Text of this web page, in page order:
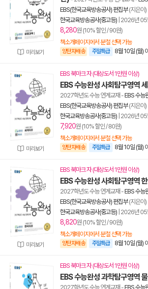
미리보기
EBS(한국교육방송공사) 편집부(지은이)
한국교육방송공사(중고등) 2026년 05
8,280원 (10% 할인 / 90원)
책소개페이지에서 분철 선택 가능
양탄자배송 주말특급 8월 10일 (월)
미리보기
EBS 북마크 자 (대상도서 1만원 이상)
EBS 수능완성 사회탐구영역
2027학년도 수능 연계교재 -EBS 수능
EBS(한국교육방송공사) 편집부(지은이)
한국교육방송공사(중고등) 2026년 05
7,920원 (10% 할인 / 80원)
책소개페이지에서 분철 선택 가능
양탄자배송 주말특급 8월 10일 (월)
미리보기
EBS 북마크 자 (대상도서 1만원 이상)
EBS 수능완성 사회탐구영역
2027학년도 수능 연계교재 -EBS 수능
EBS(한국교육방송공사) 편집부(지은이)
한국교육방송공사(중고등) 2026년 05
8,820원 (10% 할인 / 90원)
책소개페이지에서 분철 선택 가능
양탄자배송 주말특급 8월 10일 (월)
EBS 북마크 자 (대상도서 1만원 이상)
EBS 수능완성 과학탐구영역
2027학년도 수능 연계교재 -EBS 수능